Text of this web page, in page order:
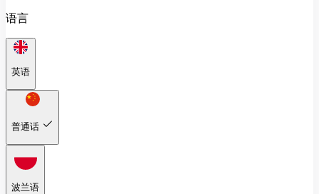
语言
英语
普通话
波兰语